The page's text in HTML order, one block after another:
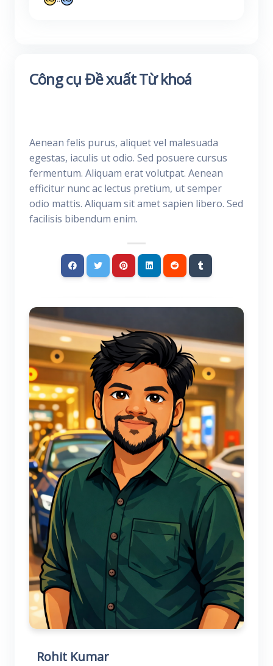
Công cụ Đề xuất Từ khoá
Aenean felis purus, aliquet vel malesuada
egestas, iaculis ut odio. Sed posuere cursus
fermentum. Aliquam erat volutpat. Aenean
efficitur nunc ac lectus pretium, ut semper
odio mattis. Aliquam sit amet sapien libero. Sed
facilisis bibendum enim.
Rohit Kumar